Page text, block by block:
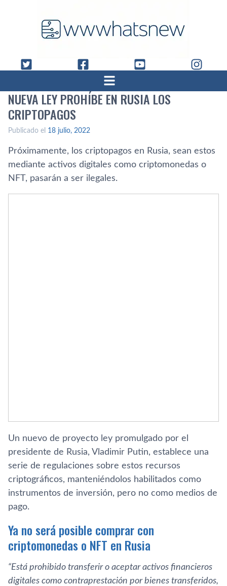
NUEVA LEY PROHÍBE EN RUSIA LOS
CRIPTOPAGOS
Publicado el 18 julio, 2022
Próximamente, los criptopagos en Rusia, sean estos
mediante activos digitales como criptomonedas o
NFT, pasarán a ser ilegales.
Un nuevo de proyecto ley promulgado por el
presidente de Rusia, Vladimir Putin, establece una
serie de regulaciones sobre estos recursos
criptográficos, manteniéndolos habilitados como
instrumentos de inversión, pero no como medios de
pago.
Ya no será posible comprar con
criptomonedas o NFT en Rusia
“Está prohibido transferir o aceptar activos financieros
digitales como contraprestación por bienes transferidos,